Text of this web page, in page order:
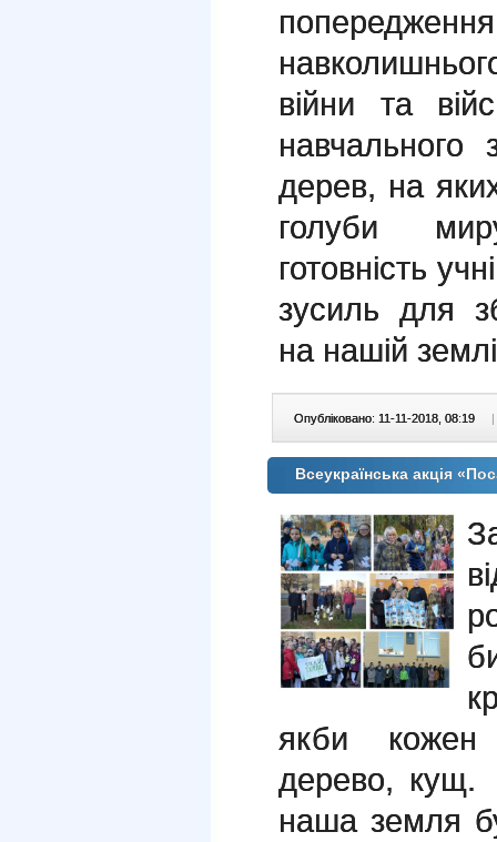
війни та
навчального
дерев, на
голуби
готовність
зусиль для
на нашій
Опубліковано: 11-11-2018, 08:19 |
Всеукраїнська акція
якби кожен
дерево,
наша земля